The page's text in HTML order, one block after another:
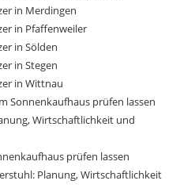
in Merdingen
in Pfaffenweiler
in Sölden
in Stegen
in Wittnau
Sonnenkaufhaus prüfen lassen
Wirtschaftlichkeit und
prüfen lassen
Planung, Wirtschaftlichkeit